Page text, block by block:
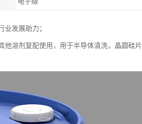
发展助力；
他溶剂复配使用，用于半导体清洗，晶圆硅片